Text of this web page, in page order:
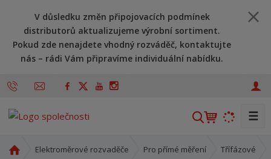
V důsledku změn připojovacích podmínek
distributorů aktualizujeme výrobní sortiment.
Pokud zde nenajdete vhodný rozváděč, kontaktujte
nás – rádi Vám připravíme individuální nabídku.
V
h
☰
Elektroměrové rozvaděče Pro přímé měření Třífázové